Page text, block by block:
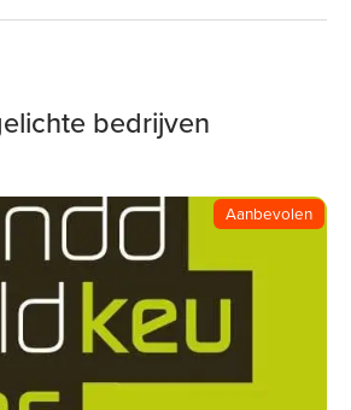
bedrijven
Aanbevolen